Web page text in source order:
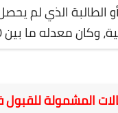
الطالبة الذي لم
معدله ما بين 90 وحتى 96.
المشمولة للقبول